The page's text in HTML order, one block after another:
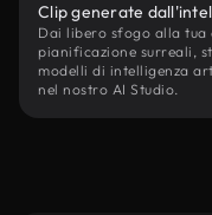
Clip generate
Dai libero sfogo alla
pianificazione surreali,
modelli di intelligenza
nel nostro AI Studio.